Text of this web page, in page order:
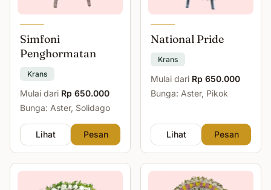
Simfoni
Penghormatan
Krans
Mulai dari Rp 650.000
Bunga: Aster, Solidago
Lihat Pesan
National Pride
Krans
Mulai dari Rp 650.000
Bunga: Aster, Pikok
Lihat Pesan